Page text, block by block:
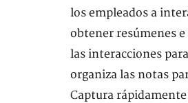
los empleados a
obtener resúmenes
las interacciones
organiza las notas
Captura